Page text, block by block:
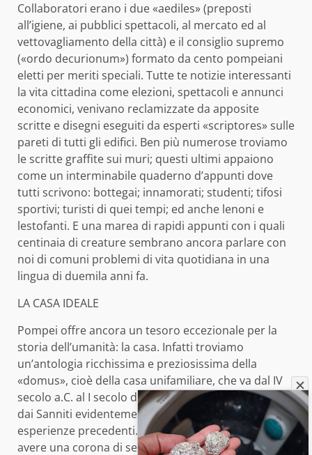
Collaboratori erano i due «aediles» (preposti
all’igiene, ai pubblici spettacoli, al mercato ed al
vettovagliamento della città) e il consiglio supremo
(«ordo decurionum») formato da cento pompeiani
eletti per meriti speciali. Tutte te notizie interessanti
la vita cittadina come elezioni, spettacoli e annunci
economici, venivano reclamizzate da apposite
scritte e disegni eseguiti da esperti «scriptores» sulle
pareti di tutti gli edifici. Ben più numerose troviamo
le scritte graffite sui muri; questi ultimi appaiono
come un interminabile quaderno d’appunti dove
tutti scrivono: bottegai; innamorati; studenti; tifosi
sportivi; turisti di quei tempi; ed anche lenoni e
lestofanti. E una marea di rapidi appunti con i quali
centinaia di creature sembrano ancora parlare con
noi di comuni problemi di vita quotidiana in una
lingua di duemila anni fa.
LA CASA IDEALE
Pompei offre ancora un tesoro eccezionale per la
storia dell’umanità: la casa. Infatti troviamo
un’antologia ricchissima e preziosissima della
«domus», cioè della casa unifamiliare, che va dal IV
secolo a.C. al I secolo d.C. Lo schema base è fissato
dai Sanniti evidentemente quale prodotto di lunghe
esperienze precedenti. La «domus italica» viene ad
avere una corona di servizi attorno ad un asse